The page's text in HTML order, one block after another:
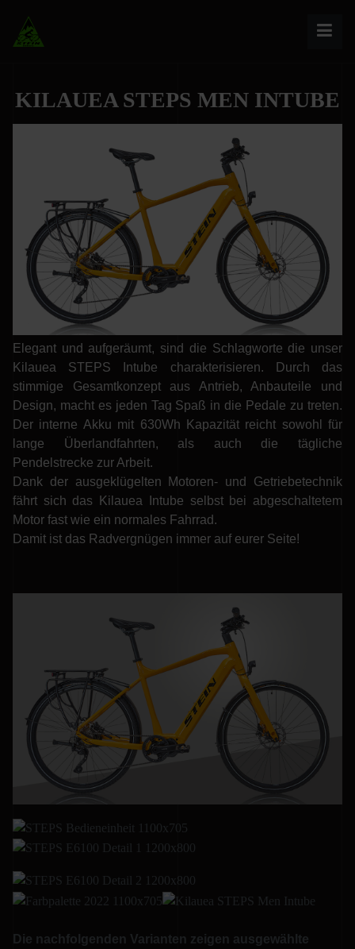
KILAUEA STEPS MEN INTUBE
Elegant und aufgeräumt, sind die Schlagworte die unser
Kilauea STEPS Intube charakterisieren. Durch das
stimmige Gesamtkonzept aus Antrieb, Anbauteile und
Design, macht es jeden Tag Spaß in die Pedale zu treten.
Der interne Akku mit 630Wh Kapazität reicht sowohl für
lange Überlandfahrten, als auch die tägliche
Pendelstrecke zur Arbeit.
Dank der ausgeklügelten Motoren- und Getriebetechnik
fährt sich das Kilauea Intube selbst bei abgeschaltetem
Motor fast wie ein normales Fahrrad.
Damit ist das Radvergnügen immer auf eurer Seite!
Die nachfolgenden Varianten zeigen ausgewählte